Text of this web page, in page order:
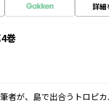
詳細
巻
者が、島で出合うトロピ